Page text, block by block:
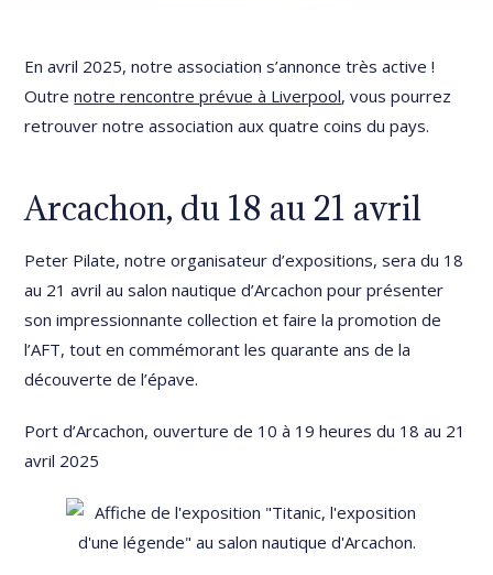
En avril 2025, notre association s’annonce très active !
Outrenotre rencontre prévue à Liverpool, vous pourrez
retrouver notre association aux quatre coins du pays.
Arcachon, du 18 au 21 avril
Peter Pilate, notre organisateur d’expositions, sera du 18
au 21 avril au salon nautique d’Arcachon pour présenter
son impressionnante collection et faire la promotion de
l’AFT, tout en commémorant les quarante ans de la
découverte de l’épave.
Port d’Arcachon, ouverture de 10 à 19 heures du 18 au 21
avril 2025